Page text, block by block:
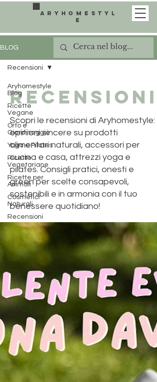
aryhomestyl
e
BLOG
Aryhomestyle
Blog
Ricette
Vegane
Orto e
Giardinaggio
Yoga e Pilates
Ricette
Vegetariane
Ricette per
Animali
Cosmetici
Naturali
Recensioni
Recensioni
Recensioni
Scopri le recensioni di Aryhomestyle:
opinioni sincere su prodotti
alimentari naturali, accessori per
cucina e casa, attrezzi yoga e
pilates. Consigli pratici, onesti e
green per scelte consapevoli,
sostenibili e in armonia con il tuo
benessere quotidiano!